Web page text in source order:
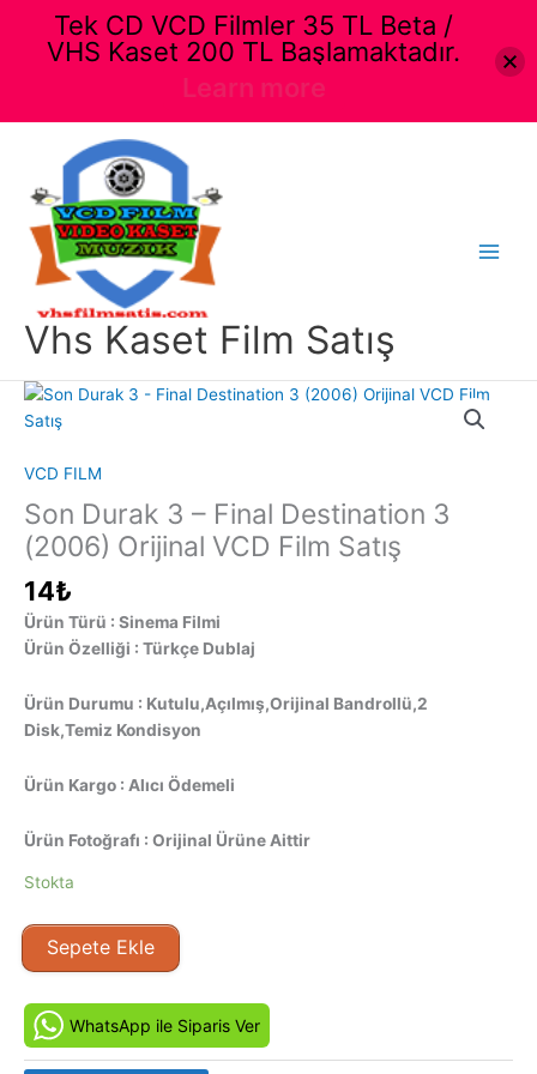
Vhs Kaset Film Satış
VCD FILM
Son Durak 3 – Final Destination 3
(2006) Orijinal VCD Film Satış
14₺
Ürün Türü : Sinema Filmi
Ürün Özelliği : Türkçe Dublaj
Ürün Durumu : Kutulu,Açılmış,Orijinal Bandrollü,2
Disk,Temiz Kondisyon
Ürün Kargo : Alıcı Ödemeli
Ürün Fotoğrafı : Orijinal Ürüne Aittir
Stokta
Son
Durak
-
Final
Destination
Sepete Ekle
WhatsApp ile Siparis Ver
Tek CD VCD Filmler 35 TL Beta /
VHS Kaset 200 TL Başlamaktadır.
Learn more